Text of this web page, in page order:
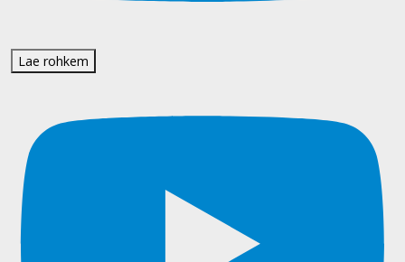
Lae rohkem